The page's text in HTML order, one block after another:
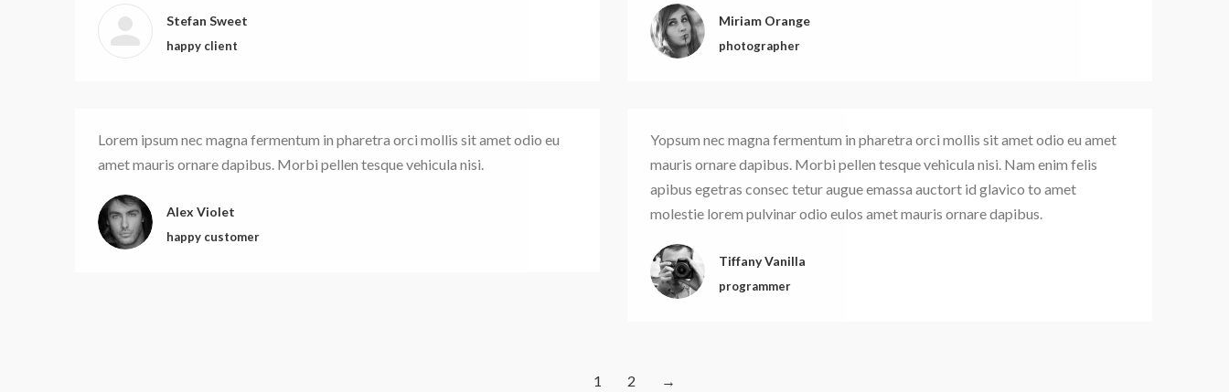
Stefan Sweet
happy client
Miriam Orange
photographer
Lorem ipsum nec magna fermentum in pharetra orci mollis sit amet odio eu
amet mauris ornare dapibus. Morbi pellen tesque vehicula nisi.
Alex Violet
happy customer
Yopsum nec magna fermentum in pharetra orci mollis sit amet odio eu amet
mauris ornare dapibus. Morbi pellen tesque vehicula nisi. Nam enim felis
apibus egetras consec tetur augue emassa auctort id glavico to amet
molestie lorem pulvinar odio eulos amet mauris ornare dapibus.
Tiffany Vanilla
programmer
1 2 →